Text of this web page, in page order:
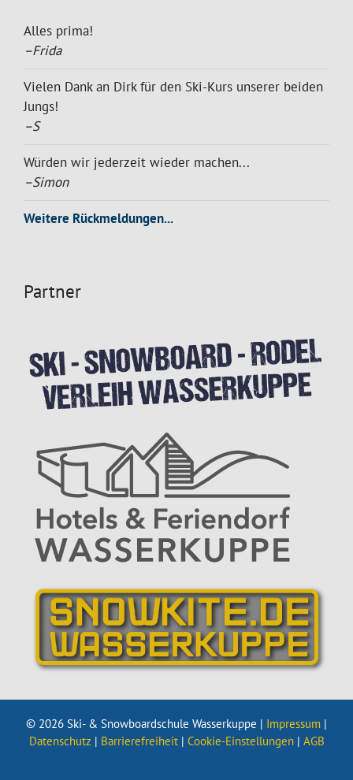
Alles prima!
–Frida
Vielen Dank an Dirk für den Ski-Kurs unserer beiden
Jungs!
–S
Würden wir jederzeit wieder machen...
–Simon
Weitere Rückmeldungen...
Partner
© 2026 Ski- & Snowboardschule Wasserkuppe | Impressum |
Datenschutz | Barrierefreiheit| Cookie-Einstellungen| AGB